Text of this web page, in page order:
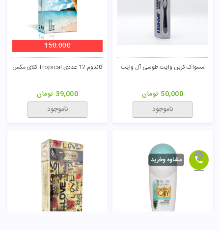
مسواک کربن وایت طوسی آل وایت
50,000 تومان
ناموجود
کاندوم 12 عددی Tropical کلای مکس
150,000
39,000 تومان
ناموجود
مشاوه وخرید